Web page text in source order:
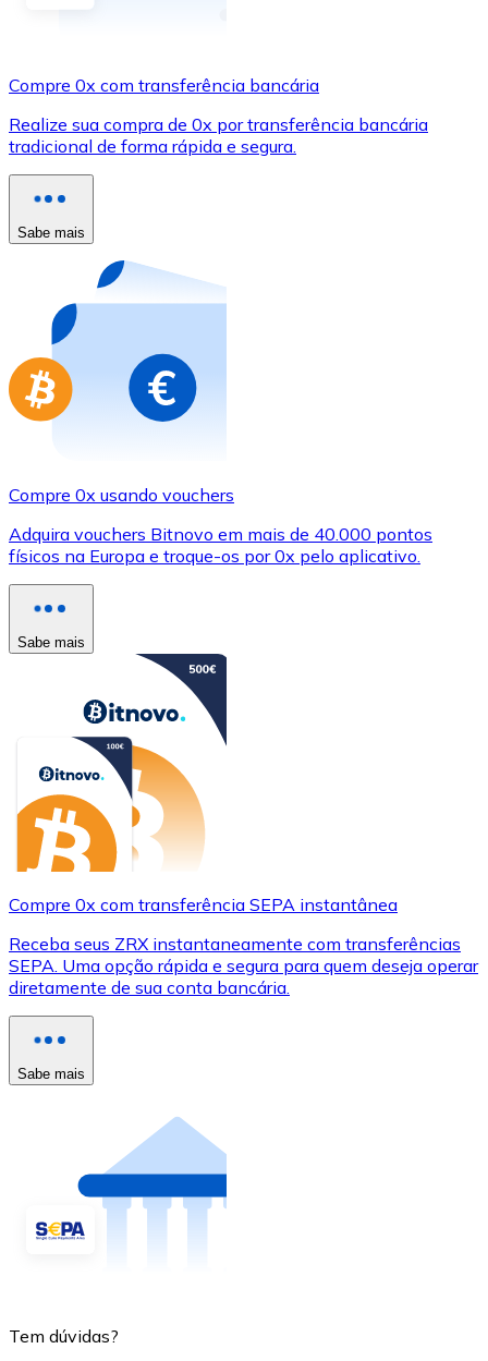
Comprar com transferência bancária
Cartão de crédito / débito
Comprar com cartão
Loja - Cartões-presente
Compre cartões-presente das suas marcas favoritas
Ir para a loja de cartões-presente
Compre 0x com transferência bancária
Realize sua compra de 0x por transferência bancária
tradicional de forma rápida e segura.
Sabe mais
Compre 0x usando vouchers
Adquira vouchers Bitnovo em mais de 40.000 pontos
físicos na Europa e troque-os por 0x pelo aplicativo.
Sabe mais
Compre 0x com transferência SEPA instantânea
Receba seus ZRX instantaneamente com transferências
SEPA. Uma opção rápida e segura para quem deseja operar
diretamente de sua conta bancária.
Sabe mais
Tem dúvidas?